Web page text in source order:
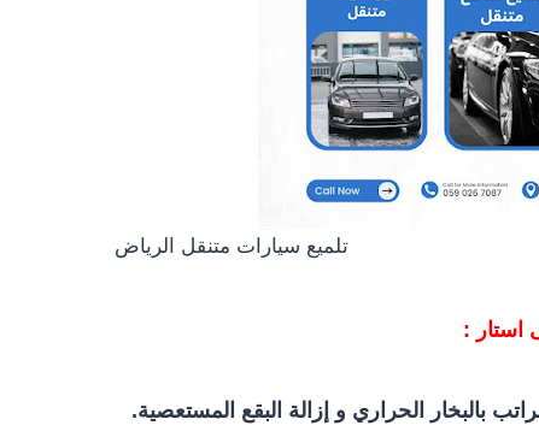
تلميع سيارات متنقل الرياض
استار :
بالبخار الحراري و إزالة البقع المستعصية.